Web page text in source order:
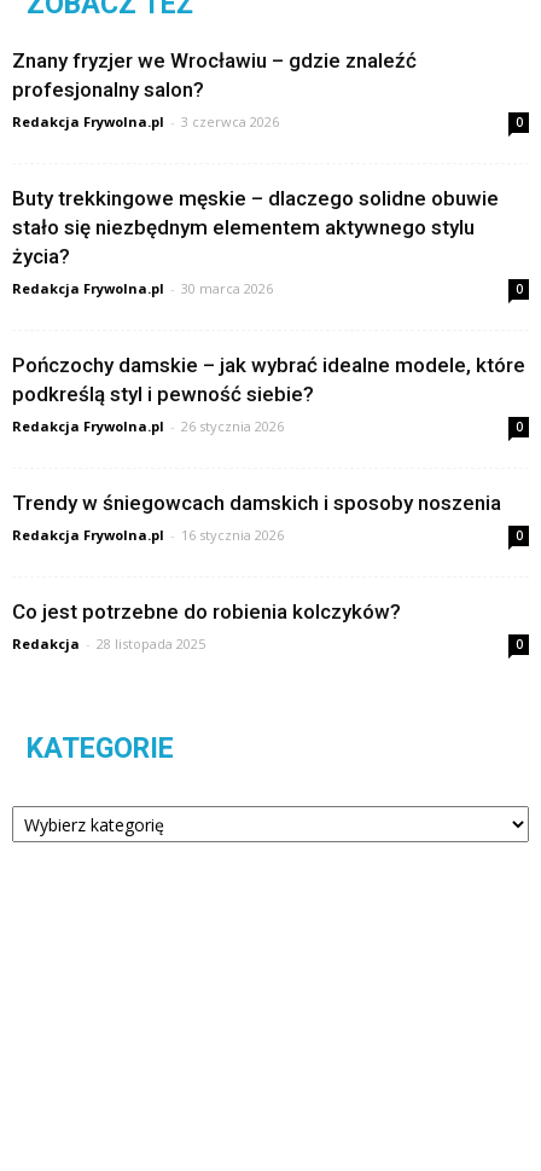
Znany fryzjer we Wrocławiu – gdzie znaleźć
profesjonalny salon?
Redakcja Frywolna.pl - 3 czerwca 2026 0
Buty trekkingowe męskie – dlaczego solidne obuwie
stało się niezbędnym elementem aktywnego stylu
życia?
Redakcja Frywolna.pl - 30 marca 2026 0
Pończochy damskie – jak wybrać idealne modele, które
podkreślą styl i pewność siebie?
Redakcja Frywolna.pl - 26 stycznia 2026 0
Trendy w śniegowcach damskich i sposoby noszenia
Redakcja Frywolna.pl - 16 stycznia 2026 0
Co jest potrzebne do robienia kolczyków?
Redakcja - 28 listopada 2025 0
KATEGORIE
Kategorie